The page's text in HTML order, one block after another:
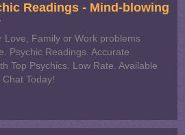
Readings - Mind-blowing
Love, Family or Work problems
Psychic Readings. Accurate
Top Psychics. Low Rate. Available
Today!